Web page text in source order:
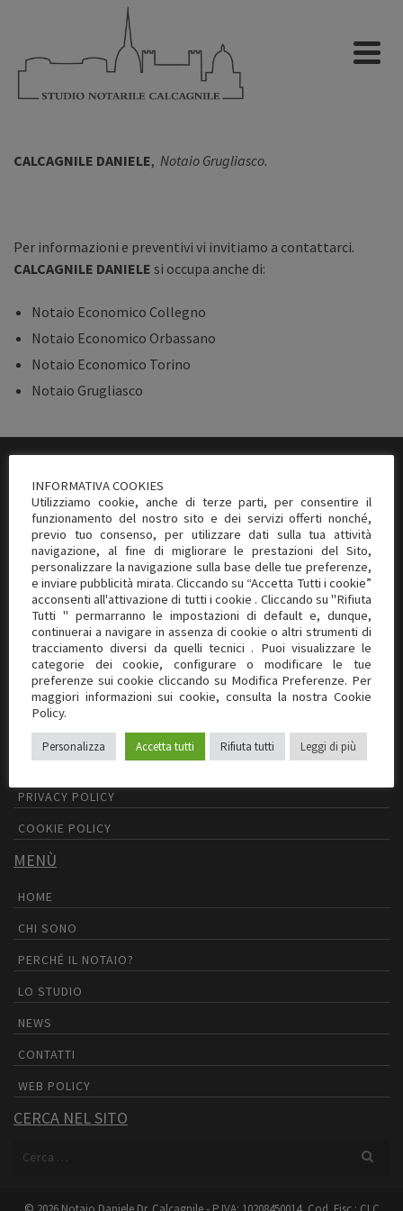
CALCAGNILE DANIELE, Notaio Grugliasco.
Per informazioni e preventivi vi invitiamo a contattarci.
CALCAGNILE DANIELE si occupa anche di:
Notaio Economico Collegno
Notaio Economico Orbassano
Notaio Economico Torino
Notaio Grugliasco
Nuovo sito dinamico e responsive
11 APRILE 2017
STUDIO NOTARILE CALCAGNILE
Daniele Dr. Calcagnile
Viale XXIV Maggio, 1 - 10093 Collegno (TO)
Ufficio Secondario:
Largo Francia, 110 - 10138 Torino (TO)
Telefono: 011 4160855
E-mail: dcalcagnile@notariato.it
GDPR
PRIVACY POLICY
COOKIE POLICY
MENÙ
HOME
CHI SONO
PERCHÉ IL NOTAIO?
LO STUDIO
NEWS
CONTATTI
WEB POLICY
CERCA NEL SITO
INFORMATIVA COOKIES
Utilizziamo cookie, anche di terze parti, per consentire il
funzionamento del nostro sito e dei servizi offerti nonché,
previo tuo consenso, per utilizzare dati sulla tua attività
navigazione, al fine di migliorare le prestazioni del Sito,
personalizzare la navigazione sulla base delle tue preferenze,
e inviare pubblicità mirata. Cliccando su “Accetta Tutti i cookie”
acconsenti all'attivazione di tutti i cookie . Cliccando su "Rifiuta
Tutti " permarranno le impostazioni di default e, dunque,
continuerai a navigare in assenza di cookie o altri strumenti di
tracciamento diversi da quelli tecnici . Puoi visualizzare le
categorie dei cookie, configurare o modificare le tue
preferenze sui cookie cliccando su Modifica Preferenze. Per
maggiori informazioni sui cookie, consulta la nostra Cookie
Policy.
Personalizza Accetta tutti Rifiuta tutti Leggi di più